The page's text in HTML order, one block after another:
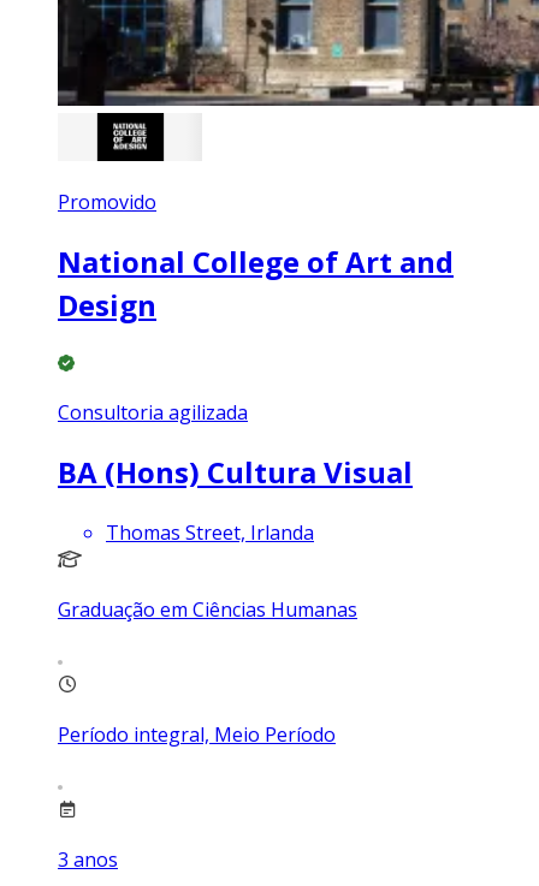
Promovido
National College of Art and
Design
Consultoria agilizada
BA (Hons) Cultura Visual
Thomas Street, Irlanda
Graduação em Ciências Humanas
Período integral, Meio Período
3 anos